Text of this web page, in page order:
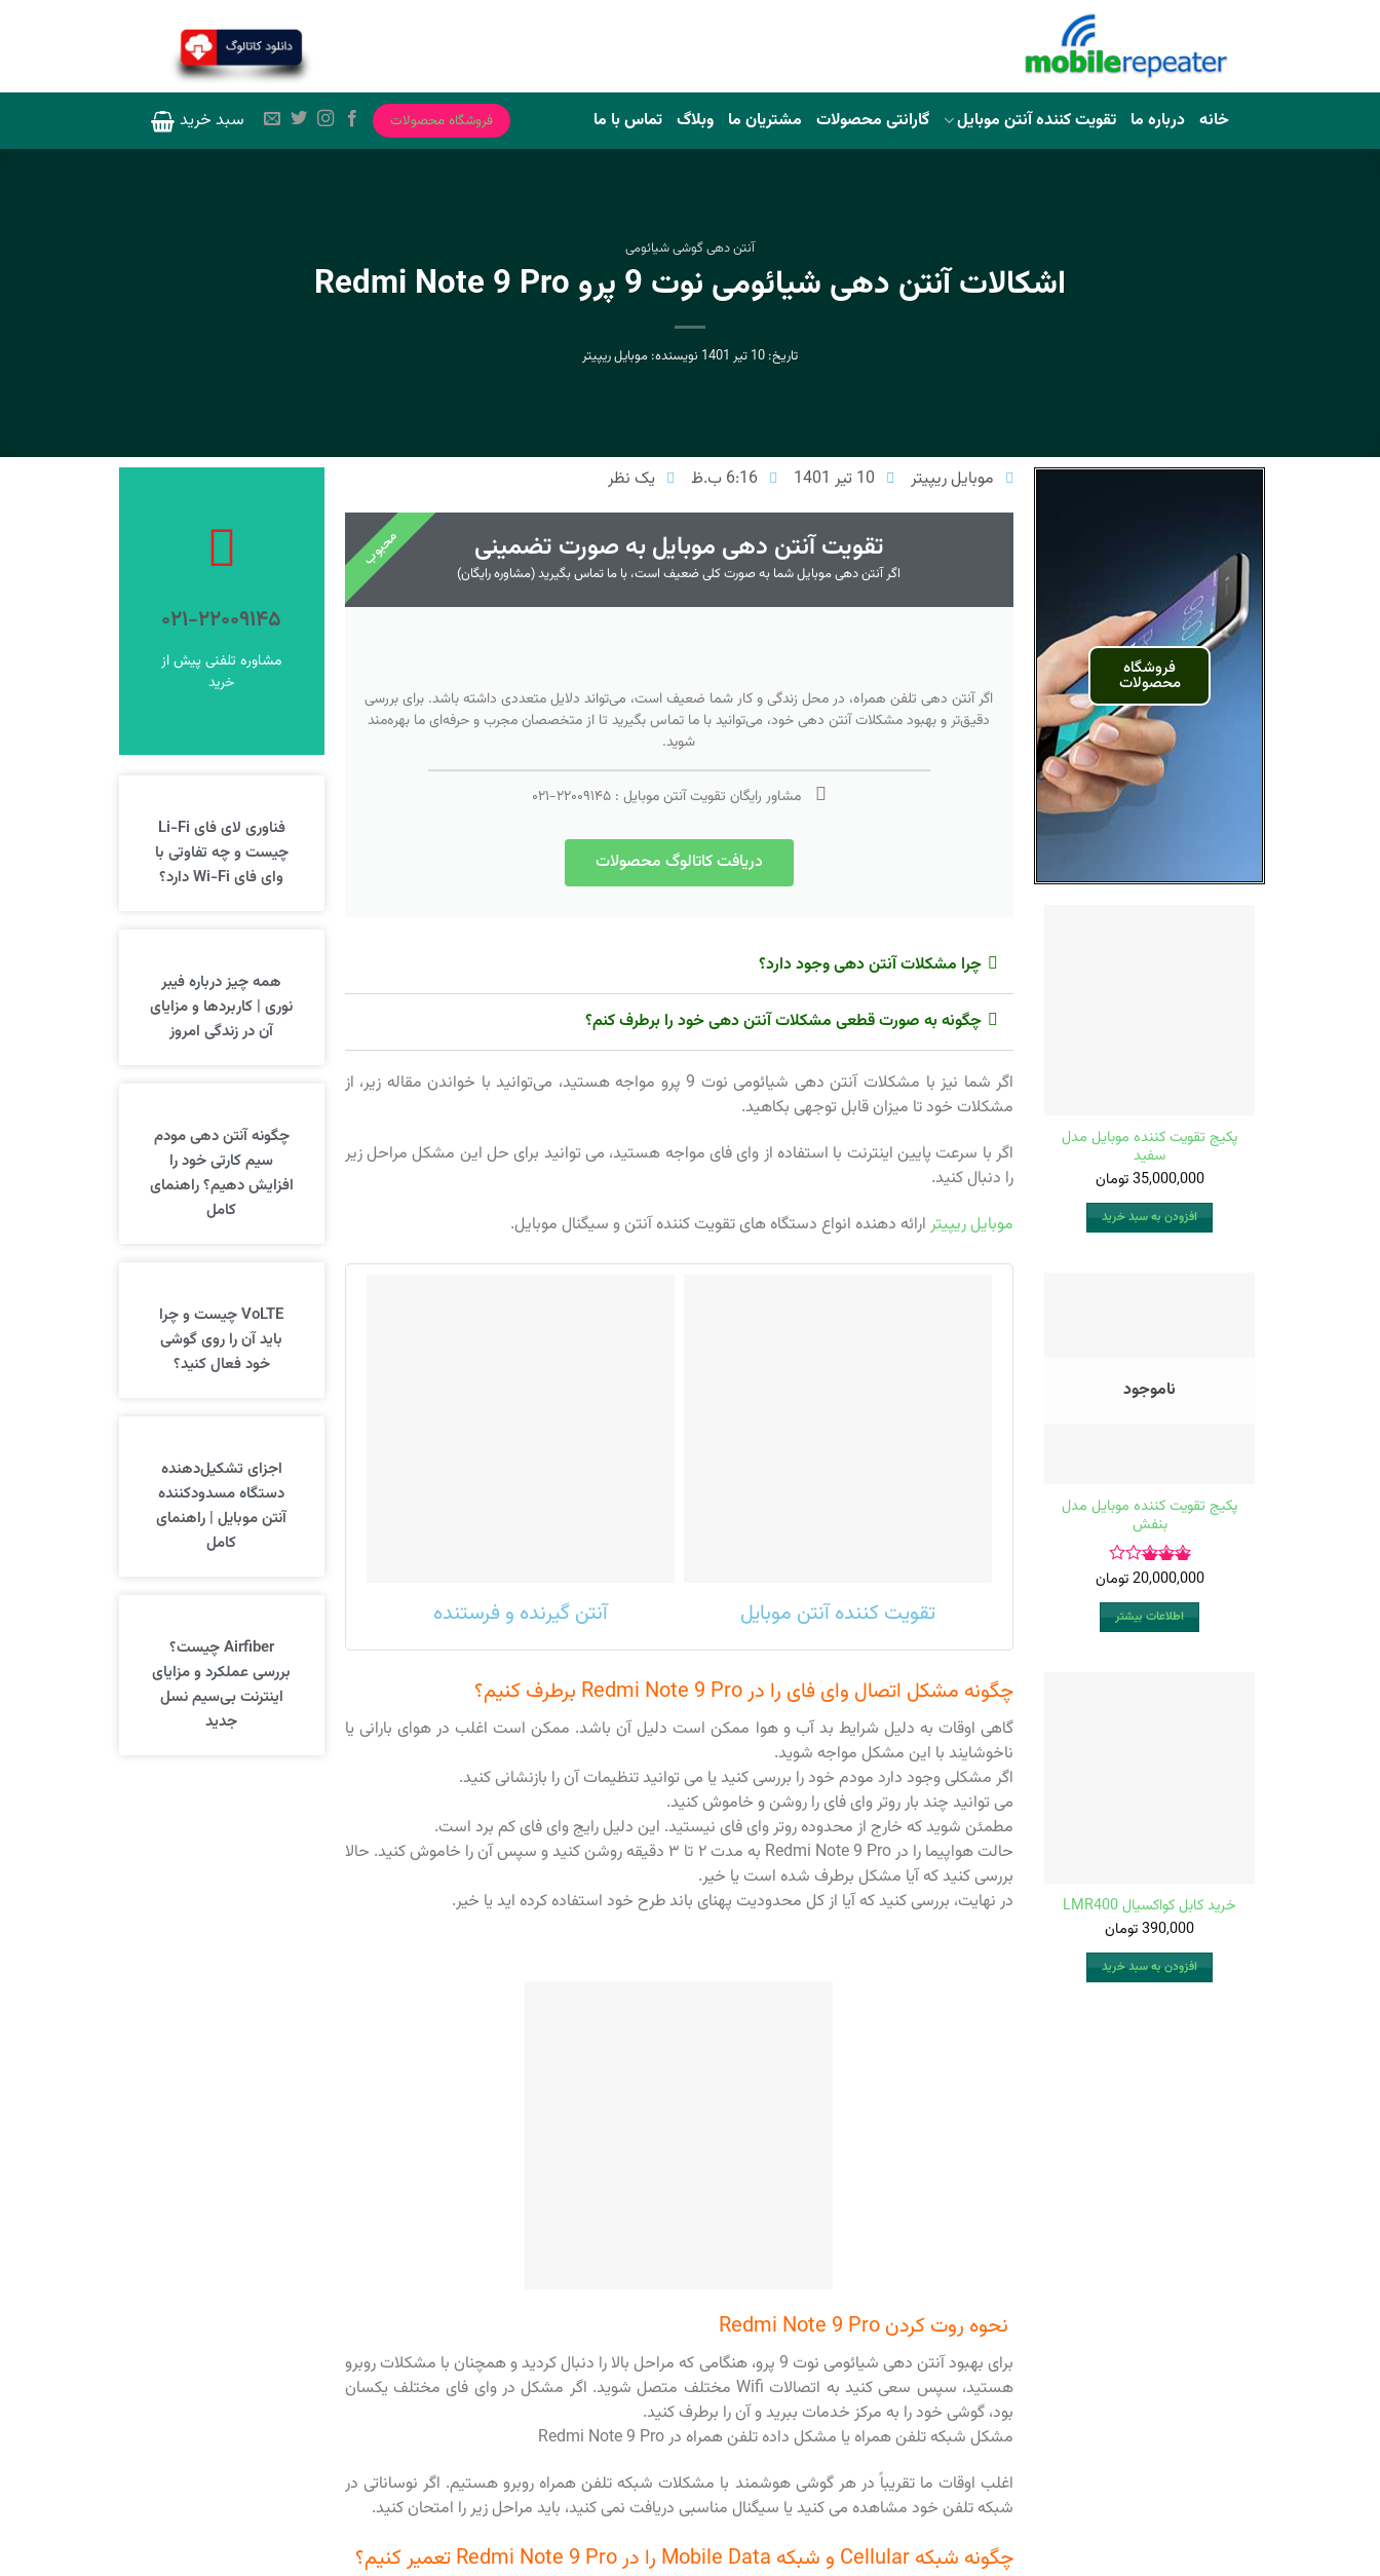
خانه درباره ما تقویت کننده آنتن موبایل گارانتی محصولات مشتریان ما وبلاگ تماس با ما فروشگاه محصولات سبد خرید
آنتن دهی گوشی شیائومی
اشکالات آنتن دهی شیائومی نوت 9 پرو Redmi Note 9 Pro
تاریخ: 10 تیر 1401 نویسنده: موبایل ریپیتر
فروشگاه
محصولات
پکیج تقویت کننده موبایل مدل
سفید
35,000,000تومان
افزودن به سبد خرید
ناموجود
پکیج تقویت کننده موبایل مدل
بنفش
امتیاز
3.00
از 5
20,000,000تومان
اطلاعات بیشتر
خرید کابل کواکسیال LMR400
390,000تومان
افزودن به سبد خرید
موبایل ریپیتر 10 تیر 1401 6:16 ب.ظ یک نظر
تقویت آنتن دهی موبایل به صورت تضمینی
اگر آنتن دهی موبایل شما به صورت کلی ضعیف است، با ما تماس بگیرید (مشاوره رایگان)
اگر آنتن دهی تلفن همراه، در محل زندگی و کار شما ضعیف است، می‌تواند دلایل متعددی داشته باشد. برای بررسی
دقیق‌تر و بهبود مشکلات آنتن دهی خود، می‌توانید با ما تماس بگیرید تا از متخصصان مجرب و حرفه‌ای ما بهره‌مند
شوید.
مشاور رایگان تقویت آنتن موبایل :۲۲۰۰۹۱۴۵-۰۲۱
دریافت کاتالوگ محصولات
محبوب
چرا مشکلات آنتن دهی وجود دارد؟
چگونه به صورت قطعی مشکلات آنتن دهی خود را برطرف کنم؟
اگر شما نیز با مشکلات آنتن دهی شیائومی نوت 9 پرو مواجه هستید، می‌توانید با خواندن مقاله زیر، از
مشکلات خود تا میزان قابل توجهی بکاهید.
اگر با سرعت پایین اینترنت با استفاده از وای فای مواجه هستید، می توانید برای حل این مشکل مراحل زیر
را دنبال کنید.
موبایل ریپیترارائه دهنده انواع دستگاه های تقویت کننده آنتن و سیگنال موبایل.
تقویت کننده آنتن موبایل آنتن گیرنده و فرستنده
چگونه مشکل اتصال وای فای را در Redmi Note 9 Pro برطرف کنیم؟
گاهی اوقات به دلیل شرایط بد آب و هوا ممکن است دلیل آن باشد. ممکن است اغلب در هوای بارانی یا
ناخوشایند با این مشکل مواجه شوید.
اگر مشکلی وجود دارد مودم خود را بررسی کنید یا می توانید تنظیمات آن را بازنشانی کنید.
می توانید چند بار روتر وای فای را روشن و خاموش کنید.
مطمئن شوید که خارج از محدوده روتر وای فای نیستید. این دلیل رایج وای فای کم برد است.
حالت هواپیما را در Redmi Note 9 Pro به مدت ۲ تا ۳ دقیقه روشن کنید و سپس آن را خاموش کنید. حالا
بررسی کنید که آیا مشکل برطرف شده است یا خیر.
در نهایت، بررسی کنید که آیا از کل محدودیت پهنای باند طرح خود استفاده کرده اید یا خیر.
نحوه روت کردن Redmi Note 9 Pro
برای بهبود آنتن دهی شیائومی نوت 9 پرو، هنگامی که مراحل بالا را دنبال کردید و همچنان با مشکلات روبرو
هستید، سپس سعی کنید به اتصالات Wifi مختلف متصل شوید. اگر مشکل در وای فای مختلف یکسان
بود، گوشی خود را به مرکز خدمات ببرید و آن را برطرف کنید.
مشکل شبکه تلفن همراه یا مشکل داده تلفن همراه در Redmi Note 9 Pro
اغلب اوقات ما تقریباً در هر گوشی هوشمند با مشکلات شبکه تلفن همراه روبرو هستیم. اگر نوساناتی در
شبکه تلفن خود مشاهده می کنید یا سیگنال مناسبی دریافت نمی کنید، باید مراحل زیر را امتحان کنید.
چگونه شبکه Cellular و شبکه Mobile Data را در Redmi Note 9 Pro تعمیر کنیم؟
۰۲۱-۲۲۰۰۹۱۴۵
مشاوره تلفنی پیش از
خرید
خرید آنلاین
فروشگاه شوید
ورود به
فناوری لای فای Li-Fi
چیست و چه تفاوتی با
وای فای Wi-Fi دارد؟
همه چیز درباره فیبر
نوری | کاربردها و مزایای
آن در زندگی امروز
چگونه آنتن دهی مودم
سیم کارتی خود را
افزایش دهیم؟ راهنمای
کامل
VoLTE چیست و چرا
باید آن را روی گوشی
خود فعال کنید؟
اجزای تشکیل‌دهنده
دستگاه مسدودکننده
آنتن موبایل | راهنمای
کامل
Airfiber چیست؟
بررسی عملکرد و مزایای
اینترنت بی‌سیم نسل
جدید